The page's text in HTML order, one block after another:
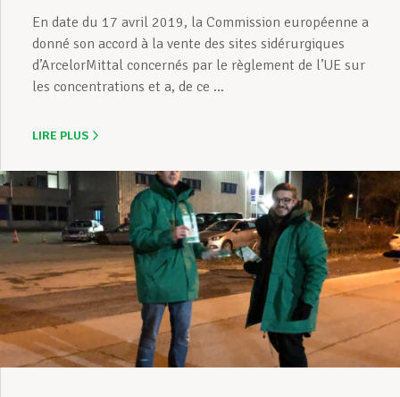
En date du 17 avril 2019, la Commission européenne a
donné son accord à la vente des sites sidérurgiques
d’ArcelorMittal concernés par le règlement de l’UE sur
les concentrations et a, de ce ...
LIRE PLUS